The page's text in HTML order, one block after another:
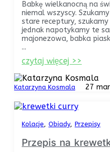
Babkę wielkanocną na
niemal wszyscy.
stare receptury,
jednak napotykamy te
majonezowa, babka
...
czytaj więcej >>
Katarzyna Kosmala 27
Kolacje Obiady Przepisy
Przepis na